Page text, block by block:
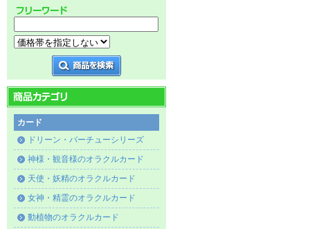
カード
ドリーン・バーチューシリーズ
神様・観音様のオラクルカード
天使・妖精のオラクルカード
女神・精霊のオラクルカード
動植物のオラクルカード